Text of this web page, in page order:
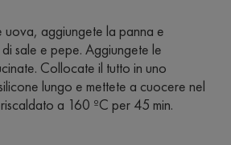
uova, aggiungete la panna e
sale e pepe. Aggiungete le
Collocate il tutto in uno
lungo e mettete a cuocere nel
a 160 ºC per 45 min.